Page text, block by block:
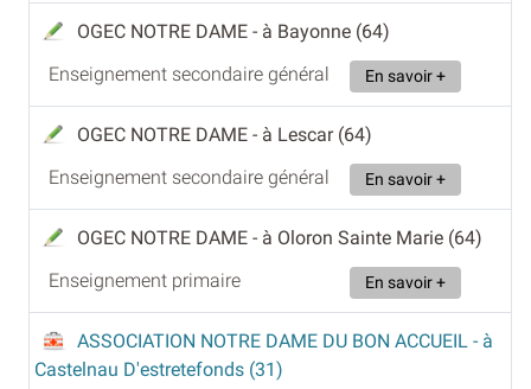
OGEC NOTRE DAME - à Bayonne (64)
Enseignement secondaire général
En savoir +
OGEC NOTRE DAME - à Lescar (64)
Enseignement secondaire général
En savoir +
OGEC NOTRE DAME - à Oloron Sainte Marie (64)
Enseignement primaire
En savoir +
ASSOCIATION NOTRE DAME DU BON ACCUEIL - à
Castelnau D'estretefonds (31)